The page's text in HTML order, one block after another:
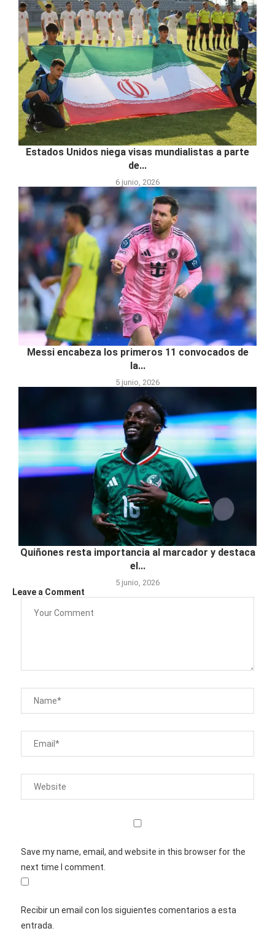
Estados Unidos niega visas mundialistas a parte
de...
6 junio, 2026
Messi encabeza los primeros 11 convocados de
la...
5 junio, 2026
Quiñones resta importancia al marcador y destaca
el...
5 junio, 2026
Leave a Comment
Save my name, email, and website in this browser for the
next time I comment.
Recibir un email con los siguientes comentarios a esta
entrada.